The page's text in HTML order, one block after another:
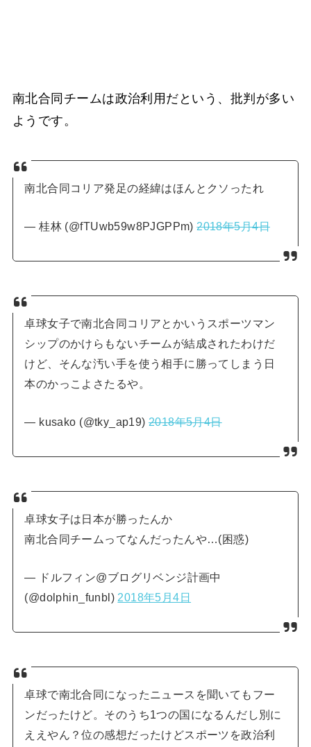
南北合同チームは政治利用だという、批判が多い
ようです。
南北合同コリア発足の経緯はほんとクソったれ
— 桂林 (@fTUwb59w8PJGPPm)2018年5月4日
卓球女子で南北合同コリアとかいうスポーツマン
シップのかけらもないチームが結成されたわけだ
けど、そんな汚い手を使う相手に勝ってしまう日
本のかっこよさたるや。
— kusako (@tky_ap19)2018年5月4日
卓球女子は日本が勝ったんか
南北合同チームってなんだったんや…(困惑)
— ドルフィン@ブログリベンジ計画中
(@dolphin_funbl) 2018年5月4日
卓球で南北合同になったニュースを聞いてもフー
ンだったけど。そのうち1つの国になるんだし別に
ええやん？位の感想だったけどスポーツを政治利